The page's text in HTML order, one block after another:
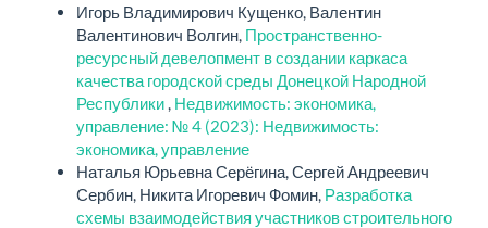
Игорь Владимирович Кущенко, Валентин
Валентинович Волгин, Пространственно-
ресурсный девелопмент в создании каркаса
качества городской среды Донецкой Народной
Республики, Недвижимость: экономика,
управление: № 4 (2023): Недвижимость:
экономика, управление
Наталья Юрьевна Серёгина, Сергей Андреевич
Сербин, Никита Игоревич Фомин, Разработка
схемы взаимодействия участников строительного